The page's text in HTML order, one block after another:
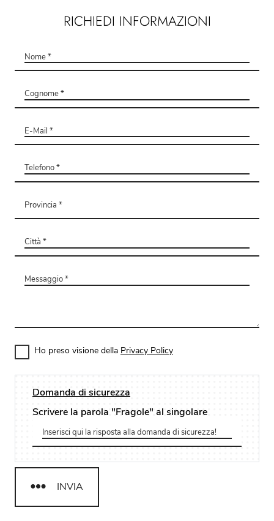
RICHIEDI INFORMAZIONI
Ho preso visione della Privacy Policy
Domanda di sicurezza
Scrivere la parola "Fragole" al singolare
INVIA